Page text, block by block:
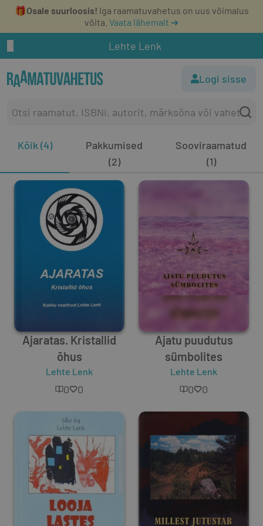
🎁Osale suurloosis! Iga raamatuvahetus on uus võimalus
võita. Vaata lähemalt ➔
Lehte Lenk
Logi sisse
Kõik (4)
Pakkumised
(2)
Sooviraamatud
(1)
Ajaratas. Kristallid
õhus
Lehte Lenk
0 0
Ajatu puudutus
sümbolites
Lehte Lenk
0 0